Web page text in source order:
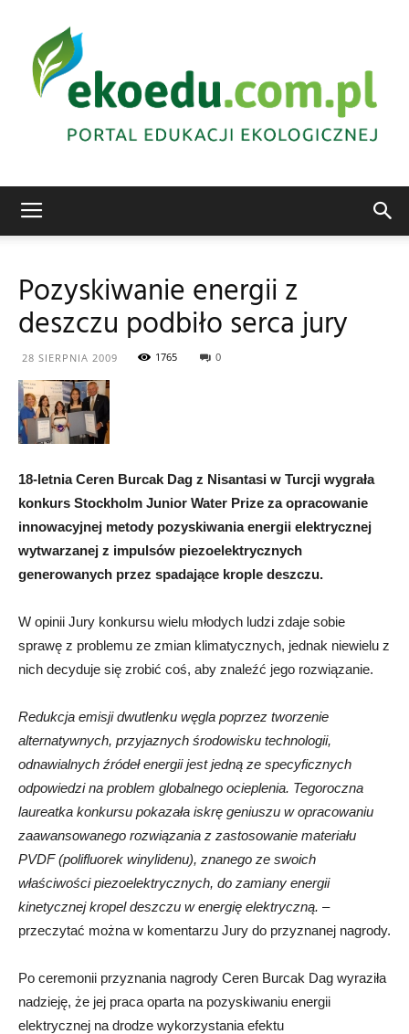
ekologiczna
Pozyskiwanie energii z
deszczu podbiło serca jury
28 SIERPNIA 2009 1765 0
18-letnia Ceren Burcak Dag z Nisantasi w Turcji wygrała
konkurs Stockholm Junior Water Prize za opracowanie
innowacyjnej metody pozyskiwania energii elektrycznej
wytwarzanej z impulsów piezoelektrycznych
generowanych przez spadające krople deszczu.
W opinii Jury konkursu wielu młodych ludzi zdaje sobie
sprawę z problemu ze zmian klimatycznych, jednak niewielu z
nich decyduje się zrobić coś, aby znaleźć jego rozwiązanie.
Redukcja emisji dwutlenku węgla poprzez tworzenie
alternatywnych, przyjaznych środowisku technologii,
odnawialnych źródeł energii jest jedną ze specyficznych
odpowiedzi na problem globalnego ocieplenia. Tegoroczna
laureatka konkursu pokazała iskrę geniuszu w opracowaniu
zaawansowanego rozwiązania z zastosowanie materiału
PVDF (polifluorek winylidenu), znanego ze swoich
właściwości piezoelektrycznych, do zamiany energii
kinetycznej kropel deszczu w energię elektryczną. –
przeczytać można w komentarzu Jury do przyznanej nagrody.
Po ceremonii przyznania nagrody Ceren Burcak Dag wyraziła
nadzieję, że jej praca oparta na pozyskiwaniu energii
elektrycznej na drodze wykorzystania efektu